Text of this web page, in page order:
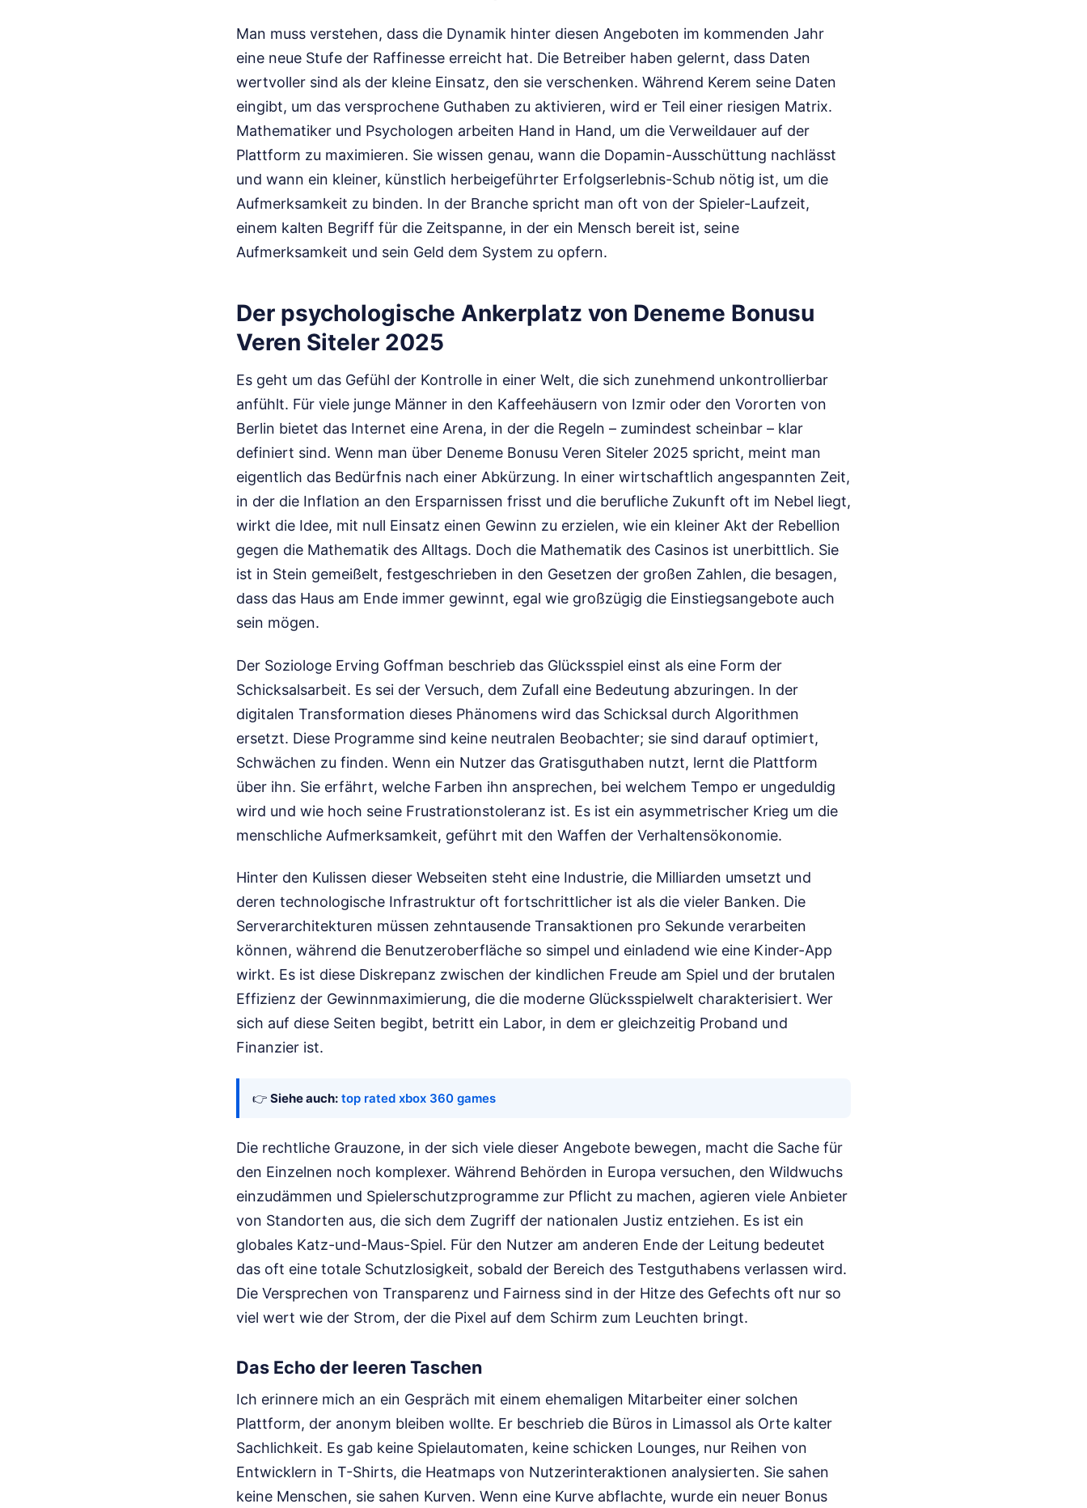
Man muss verstehen, dass die Dynamik hinter diesen Angeboten im kommenden Jahr
eine neue Stufe der Raffinesse erreicht hat. Die Betreiber haben gelernt, dass Daten
wertvoller sind als der kleine Einsatz, den sie verschenken. Während Kerem seine Daten
eingibt, um das versprochene Guthaben zu aktivieren, wird er Teil einer riesigen Matrix.
Mathematiker und Psychologen arbeiten Hand in Hand, um die Verweildauer auf der
Plattform zu maximieren. Sie wissen genau, wann die Dopamin-Ausschüttung nachlässt
und wann ein kleiner, künstlich herbeigeführter Erfolgserlebnis-Schub nötig ist, um die
Aufmerksamkeit zu binden. In der Branche spricht man oft von der Spieler-Laufzeit,
einem kalten Begriff für die Zeitspanne, in der ein Mensch bereit ist, seine
Aufmerksamkeit und sein Geld dem System zu opfern.
Der psychologische Ankerplatz von Deneme Bonusu
Veren Siteler 2025
Es geht um das Gefühl der Kontrolle in einer Welt, die sich zunehmend unkontrollierbar
anfühlt. Für viele junge Männer in den Kaffeehäusern von Izmir oder den Vororten von
Berlin bietet das Internet eine Arena, in der die Regeln – zumindest scheinbar – klar
definiert sind. Wenn man über Deneme Bonusu Veren Siteler 2025 spricht, meint man
eigentlich das Bedürfnis nach einer Abkürzung. In einer wirtschaftlich angespannten Zeit,
in der die Inflation an den Ersparnissen frisst und die berufliche Zukunft oft im Nebel liegt,
wirkt die Idee, mit null Einsatz einen Gewinn zu erzielen, wie ein kleiner Akt der Rebellion
gegen die Mathematik des Alltags. Doch die Mathematik des Casinos ist unerbittlich. Sie
ist in Stein gemeißelt, festgeschrieben in den Gesetzen der großen Zahlen, die besagen,
dass das Haus am Ende immer gewinnt, egal wie großzügig die Einstiegsangebote auch
sein mögen.
Der Soziologe Erving Goffman beschrieb das Glücksspiel einst als eine Form der
Schicksalsarbeit. Es sei der Versuch, dem Zufall eine Bedeutung abzuringen. In der
digitalen Transformation dieses Phänomens wird das Schicksal durch Algorithmen
ersetzt. Diese Programme sind keine neutralen Beobachter; sie sind darauf optimiert,
Schwächen zu finden. Wenn ein Nutzer das Gratisguthaben nutzt, lernt die Plattform
über ihn. Sie erfährt, welche Farben ihn ansprechen, bei welchem Tempo er ungeduldig
wird und wie hoch seine Frustrationstoleranz ist. Es ist ein asymmetrischer Krieg um die
menschliche Aufmerksamkeit, geführt mit den Waffen der Verhaltensökonomie.
Hinter den Kulissen dieser Webseiten steht eine Industrie, die Milliarden umsetzt und
deren technologische Infrastruktur oft fortschrittlicher ist als die vieler Banken. Die
Serverarchitekturen müssen zehntausende Transaktionen pro Sekunde verarbeiten
können, während die Benutzeroberfläche so simpel und einladend wie eine Kinder-App
wirkt. Es ist diese Diskrepanz zwischen der kindlichen Freude am Spiel und der brutalen
Effizienz der Gewinnmaximierung, die die moderne Glücksspielwelt charakterisiert. Wer
sich auf diese Seiten begibt, betritt ein Labor, in dem er gleichzeitig Proband und
Finanzier ist.
👉 Siehe auch: top rated xbox 360 games
Die rechtliche Grauzone, in der sich viele dieser Angebote bewegen, macht die Sache für
den Einzelnen noch komplexer. Während Behörden in Europa versuchen, den Wildwuchs
einzudämmen und Spielerschutzprogramme zur Pflicht zu machen, agieren viele Anbieter
von Standorten aus, die sich dem Zugriff der nationalen Justiz entziehen. Es ist ein
globales Katz-und-Maus-Spiel. Für den Nutzer am anderen Ende der Leitung bedeutet
das oft eine totale Schutzlosigkeit, sobald der Bereich des Testguthabens verlassen wird.
Die Versprechen von Transparenz und Fairness sind in der Hitze des Gefechts oft nur so
viel wert wie der Strom, der die Pixel auf dem Schirm zum Leuchten bringt.
Das Echo der leeren Taschen
Ich erinnere mich an ein Gespräch mit einem ehemaligen Mitarbeiter einer solchen
Plattform, der anonym bleiben wollte. Er beschrieb die Büros in Limassol als Orte kalter
Sachlichkeit. Es gab keine Spielautomaten, keine schicken Lounges, nur Reihen von
Entwicklern in T-Shirts, die Heatmaps von Nutzerinteraktionen analysierten. Sie sahen
keine Menschen, sie sahen Kurven. Wenn eine Kurve abflachte, wurde ein neuer Bonus